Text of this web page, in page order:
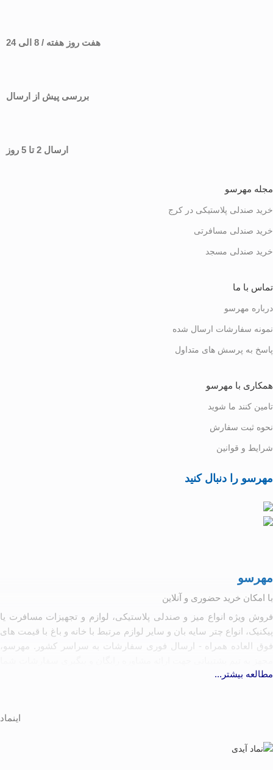
هفت روز هفته / 8 الی 24
بررسی پیش از ارسال
ارسال 2 تا 5 روز
مجله مهرسو
خرید صندلی پلاستیکی در کرج
خرید صندلی مسافرتی
خرید صندلی مسجد
تماس با ما
درباره مهرسو
نمونه سفارشات ارسال شده
پاسخ به پرسش های متداول
همکاری با مهرسو
تامین کنند ما شوید
نحوه ثبت سفارش
شرایط و قوانین
مهرسو را دنبال کنید
مهرسو
با امکان خرید حضوری و آنلاین
فروش ویژه انواع میز و صندلی پلاستیکی، لوازم و تجهیزات مسافرت یا
پیکنیک، انواع چتر سایه بان و سایر لوازم مرتبط با خانه و باغ با قیمت های
فوق العاده همراه - ارسال فوری سفارشات به سراسر کشور. مهرسو،
آماده همکاری با تولیدکنندگان و کارخانه جات مرتبط به شرط رعایت
مطالعه بیشتر...
اینماد